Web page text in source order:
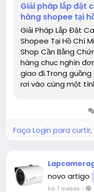
Giải pháp lắp đặt
hàng shopee tại
Giải Pháp Lắp Đặt
Shopee Tại Hồ Chí
Shop Cần Bằng
hàng chục nghìn
giao đi.Trong
rơi vào cùng một
Faça Login para
novo artigo
há 7 meses -